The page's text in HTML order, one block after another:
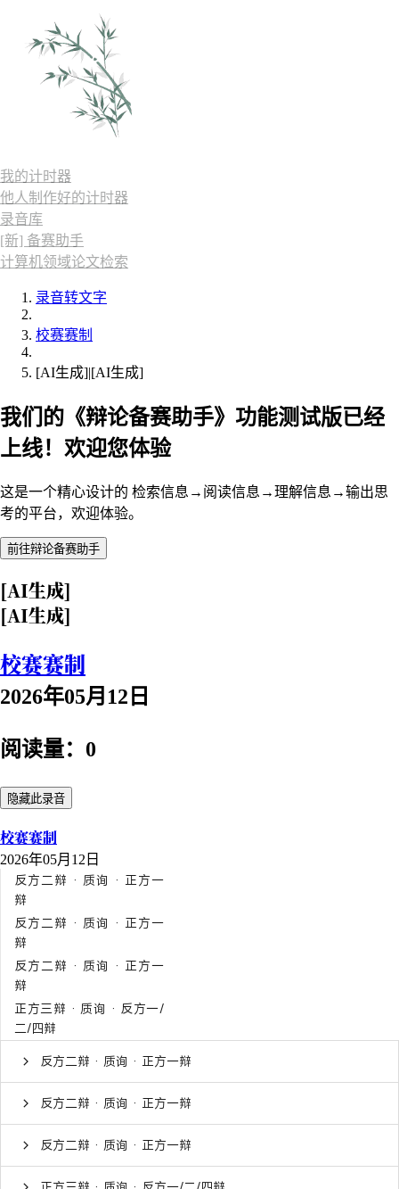
我的计时器
他人制作好的计时器
录音库
[新] 备赛助手
计算机领域论文检索
录音转文字
校赛赛制
[AI生成]|[AI生成]
我们的《辩论备赛助手》功能测试版已经
上线！欢迎您体验
这是一个精心设计的 检索信息→阅读信息→理解信息→输出思
考的平台，欢迎体验。
前往辩论备赛助手
[AI生成]
[AI生成]
校赛赛制
2026年05月12日
阅读量：0
隐藏此录音
校赛赛制
2026年05月12日
反方二辩 · 质询 · 正方一
辩
反方二辩 · 质询 · 正方一
辩
反方二辩 · 质询 · 正方一
辩
正方三辩 · 质询 · 反方一/
二/四辩
反方二辩 · 质询 · 正方一辩
反方二辩 · 质询 · 正方一辩
反方二辩 · 质询 · 正方一辩